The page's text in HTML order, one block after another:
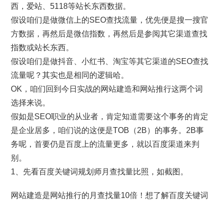
西，爱站、5118等站长东西数据。
假设咱们是做微信上的SEO查找流量，优先便是搜一搜官
方数据，再然后是微信指数，再然后是参阅其它渠道查找
指数或站长东西。
假设咱们是做抖音、小红书、淘宝等其它渠道的SEO查找
流量呢？其实也是相同的逻辑哈。
OK，咱们回到今日实战的网站建造和网站推行这两个词
选择来说。
假如是SEO职业的从业者，肯定知道需要这个事务的肯定
是企业居多，咱们说的这便是TOB（2B）的事务。2B事
务呢，首要仍是百度上的流量更多，就以百度渠道来判
别。
1、先看百度关键词规划师月查找量比照，如截图。
网站建造是网站推行的月查找量10倍！想了解百度关键词